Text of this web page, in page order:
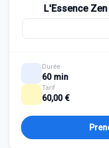
L'Essence
Durée
60 min
Tarif
60,00 €